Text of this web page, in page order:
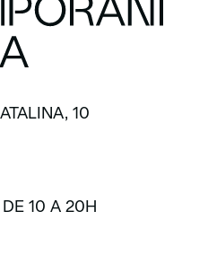
10
10 A 20H